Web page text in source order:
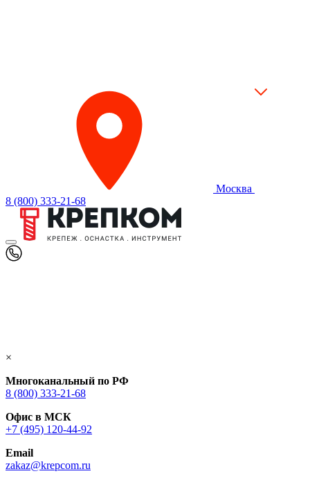
Москва
8 (800) 333-21-68
×
Многоканальный по РФ
8 (800) 333‑21-68
Офис в МСК
+7 (495) 120-44-92
Email
zakaz@krepcom.ru